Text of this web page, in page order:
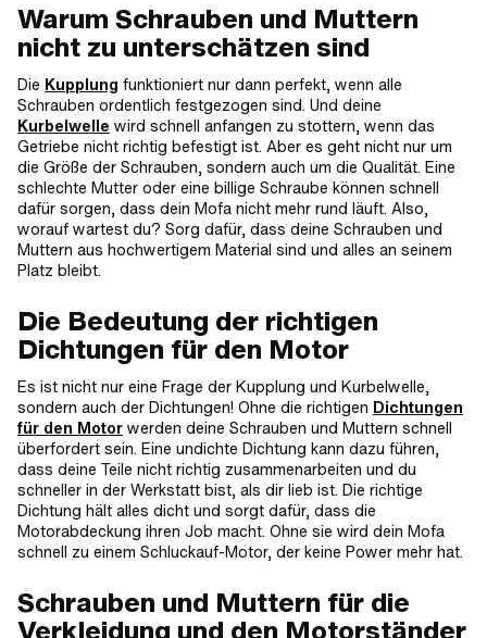
Warum Schrauben und Muttern
nicht zu unterschätzen sind
Die Kupplung funktioniert nur dann perfekt, wenn alle
Schrauben ordentlich festgezogen sind. Und deine
Kurbelwelle wird schnell anfangen zu stottern, wenn das
Getriebe nicht richtig befestigt ist. Aber es geht nicht nur um
die Größe der Schrauben, sondern auch um die Qualität. Eine
schlechte Mutter oder eine billige Schraube können schnell
dafür sorgen, dass dein Mofa nicht mehr rund läuft. Also,
worauf wartest du? Sorg dafür, dass deine Schrauben und
Muttern aus hochwertigem Material sind und alles an seinem
Platz bleibt.
Die Bedeutung der richtigen
Dichtungen für den Motor
Es ist nicht nur eine Frage der Kupplung und Kurbelwelle,
sondern auch der Dichtungen! Ohne die richtigen Dichtungen
für den Motor werden deine Schrauben und Muttern schnell
überfordert sein. Eine undichte Dichtung kann dazu führen,
dass deine Teile nicht richtig zusammenarbeiten und du
schneller in der Werkstatt bist, als dir lieb ist. Die richtige
Dichtung hält alles dicht und sorgt dafür, dass die
Motorabdeckung ihren Job macht. Ohne sie wird dein Mofa
schnell zu einem Schluckauf-Motor, der keine Power mehr hat.
Schrauben und Muttern für die